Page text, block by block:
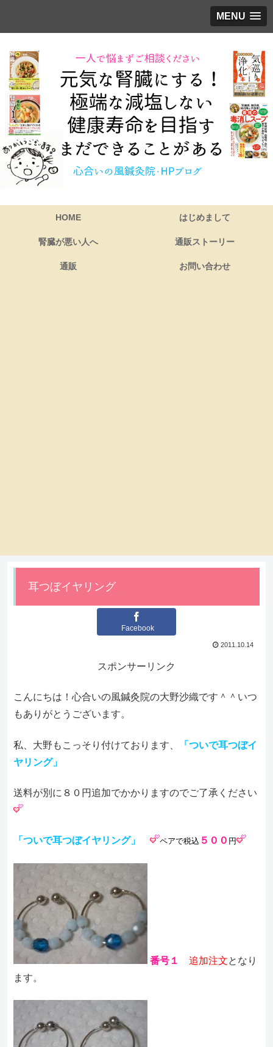
MENU
HOME はじめまして
腎臓が悪い人へ 通販ストーリー
通販 お問い合わせ
耳つぼイヤリング
Facebook
2011.10.14
スポンサーリンク
こんにちは！心合いの風鍼灸院の大野沙織です＾＾いつ
もありがとうございます。
私、大野もこっそり付けております、
「ついで耳つぼイ
ヤリング」
送料が別に８０円追加でかかりますのでご了承ください
「ついで耳つぼイヤリング」 ペアで税込 ５００ 円
番号１ 追加注文となり
ます。